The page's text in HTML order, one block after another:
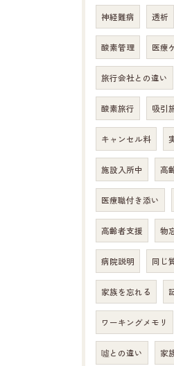
神経難病 透析
酸素管理 医療
旅行会社との違い
酸素旅行 吸引
キャンセル料
施設入所中 高
医療職付き添い
高齢者支援 物
病院説明 同じ
家族を忘れる
ワーキングメモリ
噓との違い 家